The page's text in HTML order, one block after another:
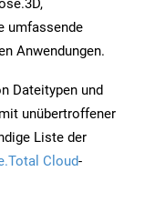
umfassende
Anwendungen.
Dateitypen und
unübertroffener
Liste der
Cloud-